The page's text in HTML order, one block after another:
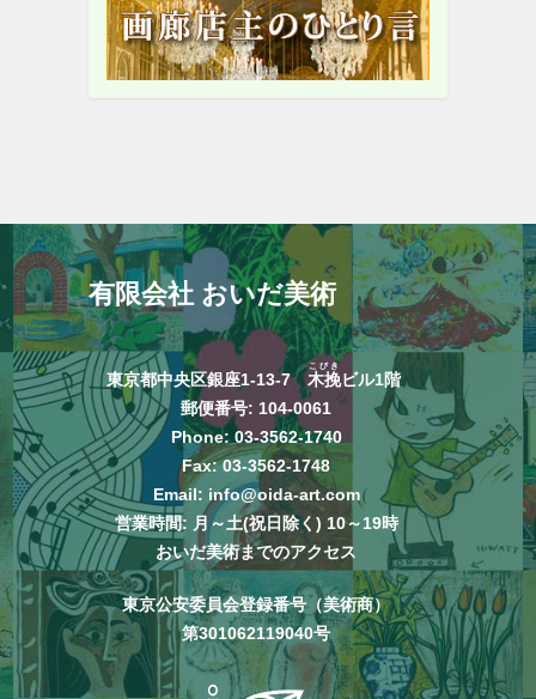
有限会社 おいだ美術
東京都中央区銀座1-13-7木挽
こびき
ビル1階
郵便番号: 104-0061
Phone: 03-3562-1740
Fax: 03-3562-1748
Email: info@oida-art.com
営業時間: 月～土(祝日除く) 10～19時
おいだ美術までのアクセス
東京公安委員会登録番号（美術商）
第301062119040号